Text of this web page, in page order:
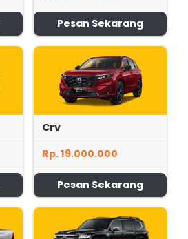
Pesan Sekarang
Crv
Rp. 19.000.000
Pesan Sekarang